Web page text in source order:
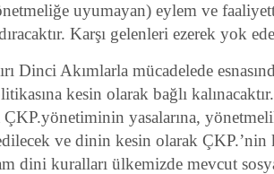
uyumayan) eylem ve
Karşı gelenleri ezerek yok
Dinci Akımlarla mücadelede
kesin olarak bağlı
yasalarına,
ve dinin kesin olarak
dini kuralları ülkemizde mevcut